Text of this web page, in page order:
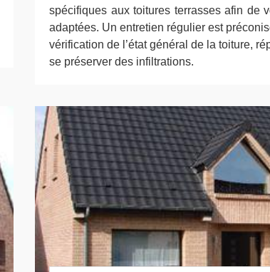
spécifiques aux toitures terrasses afin de
adaptées. Un entretien régulier est
vérification de l’état général de la toiture,
se préserver des infiltrations.